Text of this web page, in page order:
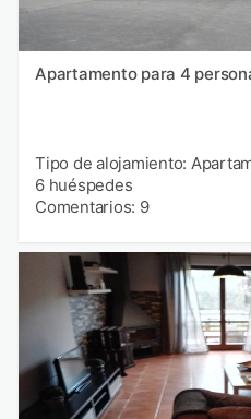
Apartamento para 4
Tipo de alojamiento:
6 huéspedes
Comentarios: 9